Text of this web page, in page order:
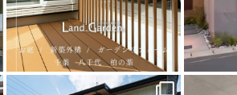
land_garden